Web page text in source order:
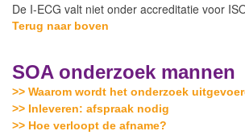
De I-ECG valt niet onder accreditatie voor
Terug naar boven
SOA onderzoek mannen
>> Waarom wordt het onderzoek
>> Inleveren: afspraak nodig
>> Hoe verloopt de afname?